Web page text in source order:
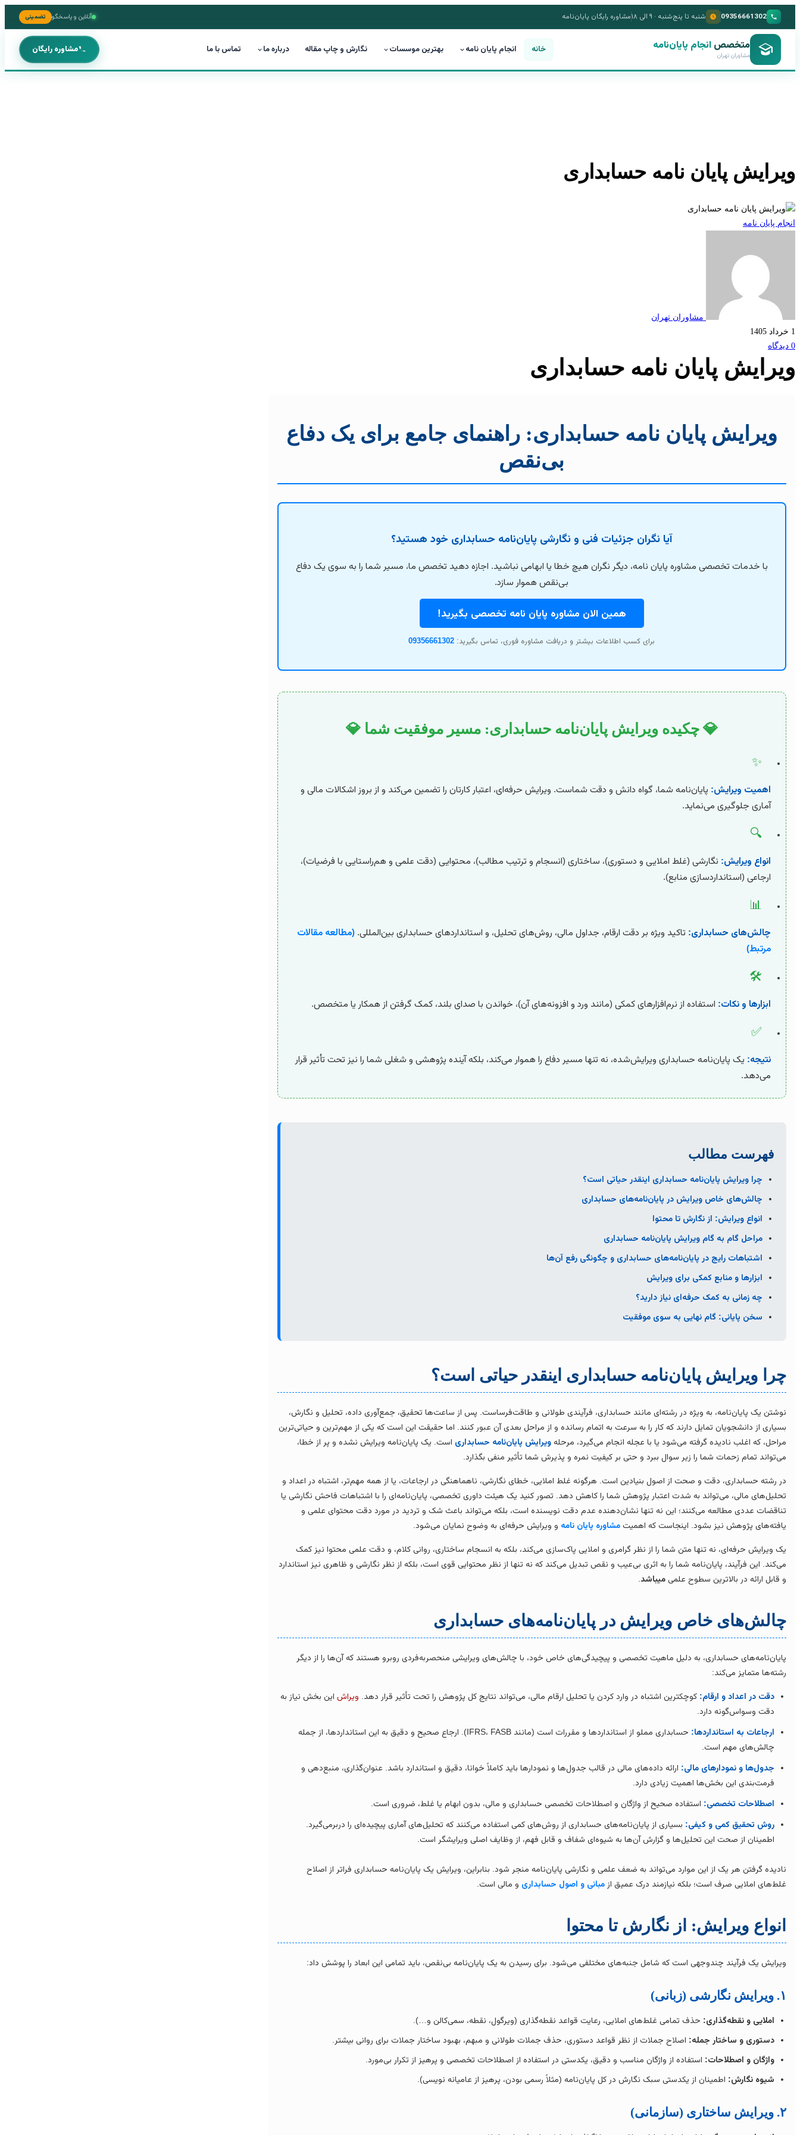
09356661302 شنبه تا پنج‌شنبه · ۹ الی ۱۸ مشاوره رایگان پایان‌نامه آنلاین و پاسخگو تضمینی
متخصص انجام پایان‌نامه
مشاوران تهران خانه انجام پایان نامه بهترین موسسات نگارش و چاپ مقاله درباره ما تماس با ما مشاوره رایگان
ویرایش پایان نامه حسابداری
انجام پایان نامه
مشاوران تهران
1 خرداد 1405
0 دیدگاه
ویرایش پایان نامه حسابداری
ویرایش پایان نامه حسابداری: راهنمای جامع برای یک دفاع
بی‌نقص
آیا نگران جزئیات فنی و نگارشی پایان‌نامه حسابداری خود هستید؟
با خدمات تخصصی مشاوره پایان نامه، دیگر نگران هیچ خطا یا ابهامی نباشید. اجازه دهید تخصص ما، مسیر شما را به سوی یک دفاع
بی‌نقص هموار سازد.
همین الان مشاوره پایان نامه تخصصی بگیرید!
برای کسب اطلاعات بیشتر و دریافت مشاوره فوری، تماس بگیرید: 09356661302
💎 چکیده ویرایش پایان‌نامه حسابداری: مسیر موفقیت شما 💎
✨
اهمیت ویرایش: پایان‌نامه شما، گواه دانش و دقت شماست. ویرایش حرفه‌ای، اعتبار کارتان را تضمین می‌کند و از بروز اشکالات مالی و
آماری جلوگیری می‌نماید.
🔍
انواع ویرایش: نگارشی (غلط املایی و دستوری)، ساختاری (انسجام و ترتیب مطالب)، محتوایی (دقت علمی و هم‌راستایی با فرضیات)،
ارجاعی (استانداردسازی منابع).
📊
چالش‌های حسابداری: تاکید ویژه بر دقت ارقام، جداول مالی، روش‌های تحلیل، و استانداردهای حسابداری بین‌المللی. (مطالعه مقالات
مرتبط)
🛠️
ابزارها و نکات: استفاده از نرم‌افزارهای کمکی (مانند ورد و افزونه‌های آن)، خواندن با صدای بلند، کمک گرفتن از همکار یا متخصص.
✅
نتیجه: یک پایان‌نامه حسابداری ویرایش‌شده، نه تنها مسیر دفاع را هموار می‌کند، بلکه آینده پژوهشی و شغلی شما را نیز تحت تأثیر قرار
می‌دهد.
فهرست مطالب
چرا ویرایش پایان‌نامه حسابداری اینقدر حیاتی است؟
چالش‌های خاص ویرایش در پایان‌نامه‌های حسابداری
انواع ویرایش: از نگارش تا محتوا
مراحل گام به گام ویرایش پایان‌نامه حسابداری
اشتباهات رایج در پایان‌نامه‌های حسابداری و چگونگی رفع آن‌ها
ابزارها و منابع کمکی برای ویرایش
چه زمانی به کمک حرفه‌ای نیاز دارید؟
سخن پایانی: گام نهایی به سوی موفقیت
چرا ویرایش پایان‌نامه حسابداری اینقدر حیاتی است؟
نوشتن یک پایان‌نامه، به ویژه در رشته‌ای مانند حسابداری، فرآیندی طولانی و طاقت‌فرساست. پس از ساعت‌ها تحقیق، جمع‌آوری داده، تحلیل و نگارش،
بسیاری از دانشجویان تمایل دارند که کار را به سرعت به اتمام رسانده و از مراحل بعدی آن عبور کنند. اما حقیقت این است که یکی از مهم‌ترین و حیاتی‌ترین
مراحل، که اغلب نادیده گرفته می‌شود یا با عجله انجام می‌گیرد، مرحله ویرایش پایان‌نامه حسابداری است. یک پایان‌نامه ویرایش نشده و پر از خطا،
می‌تواند تمام زحمات شما را زیر سوال ببرد و حتی بر کیفیت نمره و پذیرش شما تأثیر منفی بگذارد.
در رشته حسابداری، دقت و صحت از اصول بنیادین است. هرگونه غلط املایی، خطای نگارشی، ناهماهنگی در ارجاعات، یا از همه مهم‌تر، اشتباه در اعداد و
تحلیل‌های مالی، می‌تواند به شدت اعتبار پژوهش شما را کاهش دهد. تصور کنید یک هیئت داوری تخصصی، پایان‌نامه‌ای را با اشتباهات فاحش نگارشی یا
تناقضات عددی مطالعه می‌کنند؛ این نه تنها نشان‌دهنده عدم دقت نویسنده است، بلکه می‌تواند باعث شک و تردید در مورد دقت محتوای علمی و
یافته‌های پژوهش نیز بشود. اینجاست که اهمیت مشاوره پایان نامه و ویرایش حرفه‌ای به وضوح نمایان می‌شود.
یک ویرایش حرفه‌ای، نه تنها متن شما را از نظر گرامری و املایی پاک‌سازی می‌کند، بلکه به انسجام ساختاری، روانی کلام، و دقت علمی محتوا نیز کمک
می‌کند. این فرآیند، پایان‌نامه شما را به اثری بی‌عیب و نقص تبدیل می‌کند که نه تنها از نظر محتوایی قوی است، بلکه از نظر نگارشی و ظاهری نیز استاندارد
و قابل ارائه در بالاترین سطوح علمی میباشد
چالش‌های خاص ویرایش در پایان‌نامه‌های حسابداری
پایان‌نامه‌های حسابداری، به دلیل ماهیت تخصصی و پیچیدگی‌های خاص خود، با چالش‌های ویرایشی منحصربه‌فردی روبرو هستند که آن‌ها را از دیگر
رشته‌ها متمایز می‌کند:
دقت در اعداد و ارقام: کوچکترین اشتباه در وارد کردن یا تحلیل ارقام مالی، می‌تواند نتایج کل پژوهش را تحت تأثیر قرار دهد. ویراش این بخش نیاز به
دقت وسواس‌گونه دارد.
ارجاعات به استانداردها:
حسابداری مملو از استانداردها و مقررات است (مانند IFRS، FASB). ارجاع صحیح و دقیق به این استانداردها، از جمله
چالش‌های مهم است.
جدول‌ها و نمودارهای مالی: ارائه داده‌های مالی در قالب جدول‌ها و نمودارها باید کاملاً خوانا، دقیق و استاندارد باشد. عنوان‌گذاری، منبع‌دهی و
فرمت‌بندی این بخش‌ها اهمیت زیادی دارد.
اصطلاحات تخصصی: استفاده صحیح از واژگان و اصطلاحات تخصصی حسابداری و مالی، بدون ابهام یا غلط، ضروری است.
روش تحقیق کمی و کیفی: بسیاری از پایان‌نامه‌های حسابداری از روش‌های کمی استفاده می‌کنند که تحلیل‌های آماری پیچیده‌ای را دربرمی‌گیرد.
اطمینان از صحت این تحلیل‌ها و گزارش آن‌ها به شیوه‌ای شفاف و قابل فهم، از وظایف اصلی ویرایشگر است.
نادیده گرفتن هر یک از این موارد می‌تواند به ضعف علمی و نگارشی پایان‌نامه منجر شود. بنابراین، ویرایش یک پایان‌نامه حسابداری فراتر از اصلاح
غلط‌های املایی صرف است؛ بلکه نیازمند درک عمیق از مبانی و اصول حسابداری و مالی است.
انواع ویرایش: از نگارش تا محتوا
ویرایش یک فرآیند چندوجهی است که شامل جنبه‌های مختلفی می‌شود. برای رسیدن به یک پایان‌نامه بی‌نقص، باید تمامی این ابعاد را پوشش داد:
۱. ویرایش نگارشی (زبانی)
املایی و نقطه‌گذاری: حذف تمامی غلط‌های املایی، رعایت قواعد نقطه‌گذاری (ویرگول، نقطه، سمی‌کالن و…).
دستوری و ساختار جمله: اصلاح جملات از نظر قواعد دستوری، حذف جملات طولانی و مبهم، بهبود ساختار جملات برای روانی بیشتر.
واژگان و اصطلاحات: استفاده از واژگان مناسب و دقیق، یکدستی در استفاده از اصطلاحات تخصصی و پرهیز از تکرار بی‌مورد.
شیوه نگارش: اطمینان از یکدستی سبک نگارش در کل پایان‌نامه (مثلاً رسمی بودن، پرهیز از عامیانه نویسی).
۲. ویرایش ساختاری (سازمانی)